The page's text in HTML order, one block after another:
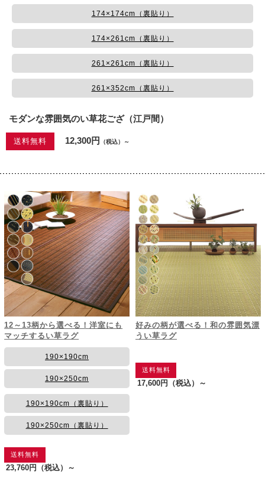
174×174cm（裏貼り）
174×261cm（裏貼り）
261×261cm（裏貼り）
261×352cm（裏貼り）
モダンな雰囲気のい草花ござ（江戸間）
送料無料 12,300円 （税込）～
12～13柄から選べる！洋室にも
マッチするい草ラグ
190×190cm
190×250cm
190×190cm（裏貼り）
190×250cm（裏貼り）
送料無料
23,760円 （税込）～
好みの柄が選べる！和の雰囲気漂
うい草ラグ
送料無料
17,600円 （税込）～